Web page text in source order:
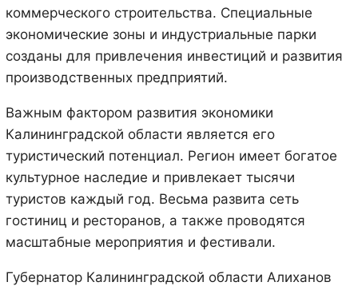
коммерческого строительства. Специальные
экономические зоны и индустриальные парки
созданы для привлечения инвестиций и развития
производственных предприятий.
Важным фактором развития экономики
Калининградской области является его
туристический потенциал. Регион имеет богатое
культурное наследие и привлекает тысячи
туристов каждый год. Весьма развита сеть
гостиниц и ресторанов, а также проводятся
масштабные мероприятия и фестивали.
Губернатор Калининградской области Алиханов